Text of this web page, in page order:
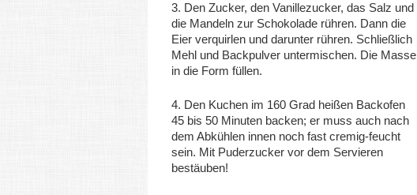
3. Den Zucker, den Vanillezucker, das Salz und
die Mandeln zur Schokolade rühren. Dann die
Eier verquirlen und darunter rühren. Schließlich
Mehl und Backpulver untermischen. Die Masse
in die Form füllen.
4. Den Kuchen im 160 Grad heißen Backofen
45 bis 50 Minuten backen; er muss auch nach
dem Abkühlen innen noch fast cremig-feucht
sein. Mit Puderzucker vor dem Servieren
bestäuben!